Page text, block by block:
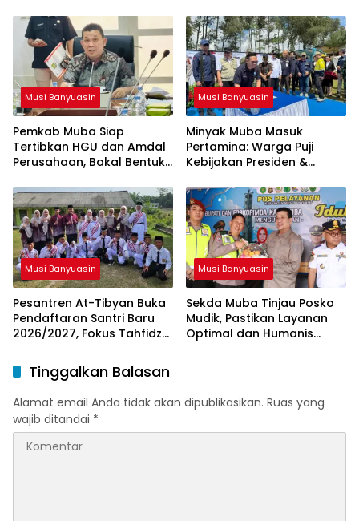
GEP
Kemenag RI
Musi Banyuasin
Pemkab Muba Siap
Tertibkan HGU dan Amdal
Perusahaan, Bakal Bentuk
Musi Banyuasin
Minyak Muba Masuk
Pertamina: Warga Puji
Kebijakan Presiden &
Musi Banyuasin
Pesantren At-Tibyan Buka
Pendaftaran Santri Baru
2026/2027, Fokus Tahfidz
Musi Banyuasin
Sekda Muba Tinjau Posko
Mudik, Pastikan Layanan
Optimal dan Humanis
Tinggalkan Balasan
Alamat email Anda tidak akan dipublikasikan. Ruas yang
wajib ditandai *